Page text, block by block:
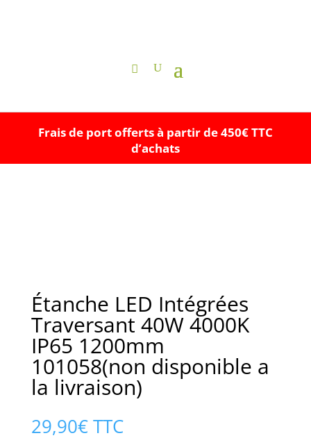
Frais de port offerts à partir de 450€ TTC
d’achats
Étanche LED Intégrées
Traversant 40W 4000K
IP65 1200mm
101058(non disponible a
la livraison)
29,90€ TTC